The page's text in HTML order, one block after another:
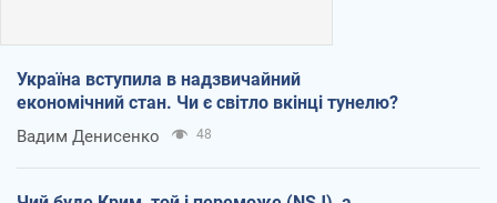
Україна вступила в надзвичайний
економічний стан. Чи є світло вкінці тунелю?
Вадим Денисенко 48